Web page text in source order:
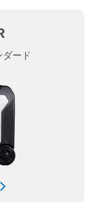
ード